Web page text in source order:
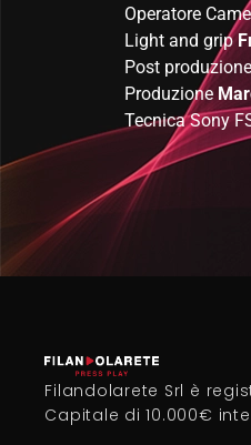
Operatore
Light and grip
Post produzione
Produzione
Tecnica Sony
Filandolarete Srl è
Capitale di 10.000€